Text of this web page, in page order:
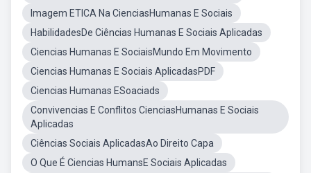
Imagem ETICA Na CienciasHumanas E Sociais
HabilidadesDe Ciências Humanas E Sociais Aplicadas
Ciencias Humanas E SociaisMundo Em Movimento
Ciencias Humanas E Sociais AplicadasPDF
Ciencias Humanas ESoaciads
Convivencias E Conflitos CienciasHumanas E Sociais
Aplicadas
Ciências Sociais AplicadasAo Direito Capa
O Que É Ciencias HumansE Sociais Aplicadas